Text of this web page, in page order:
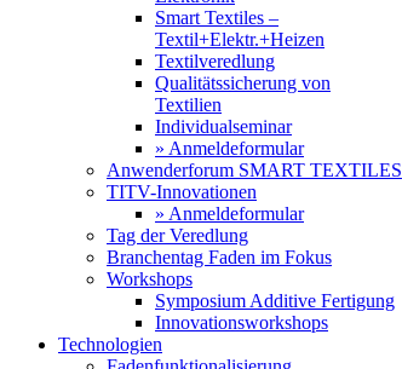
Smart Textiles –
Textil+Elektr.+Heizen
Textilveredlung
Qualitätssicherung von
Textilien
Individualseminar
» Anmeldeformular
Anwenderforum SMART TEXTILES
TITV-Innovationen
» Anmeldeformular
Tag der Veredlung
Branchentag Faden im Fokus
Workshops
Symposium Additive Fertigung
Innovationsworkshops
Technologien